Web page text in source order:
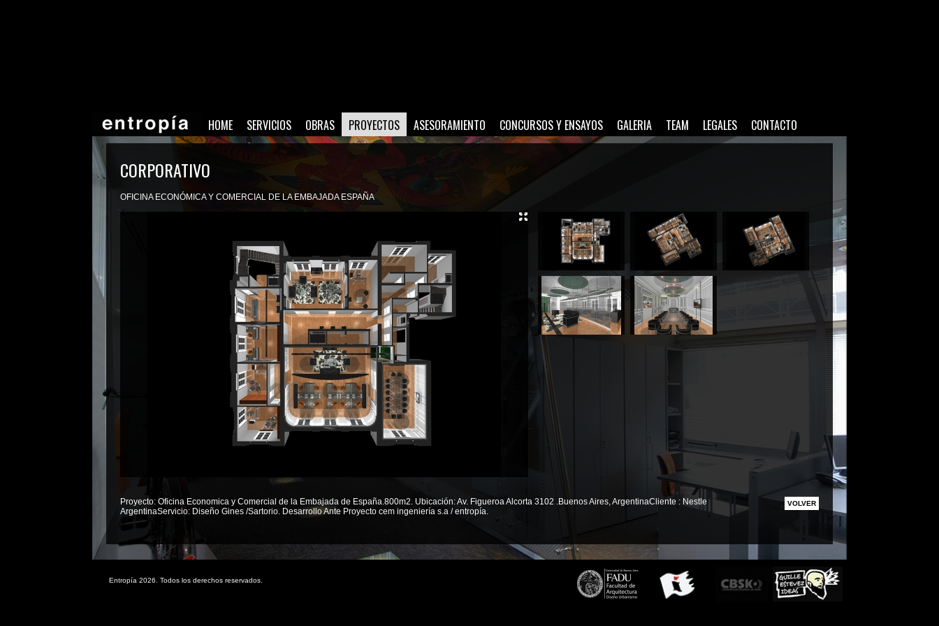
HOME SERVICIOS OBRAS PROYECTOS ASESORAMIENTO CONCURSOS Y ENSAYOS GALERIA TEAM LEGALES CONTACTO
CORPORATIVO
OFICINA ECONÓMICA Y COMERCIAL DE LA EMBAJADA ESPAÑA
Proyecto: Oficina Economica y Comercial de la Embajada de España.800m2. Ubicación: Av. Figueroa Alcorta 3102 .Buenos Aires, ArgentinaCliente : Nestle
ArgentinaServicio: Diseño Gines /Sartorio. Desarrollo Ante Proyecto cem ingeniería s.a / entropía.
VOLVER
Entropía 2026. Todos los derechos reservados.